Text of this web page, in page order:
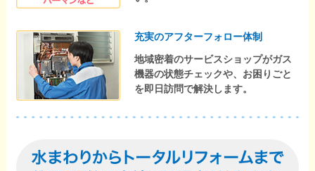
充実のアフターフォロー体制
地域密着のサービスショップがガス
機器の状態チェックや、お困りごと
を即日訪問で解決します。